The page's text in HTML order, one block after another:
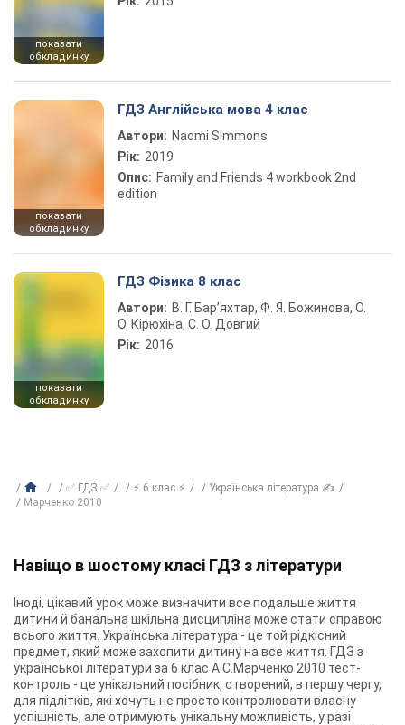
показати
обкладинку
показати
обкладинку
ГДЗ Англійська мова 4 клас
Автори: Naomi Simmons
Рік: 2019
Опис: Family and Friends 4 workbook 2nd
edition
показати
обкладинку
ГДЗ Фізика 8 клас
Автори: В. Г. Бар’яхтар, Ф. Я. Божинова, О.
О. Кірюхіна, С. О. Довгий
Рік: 2016
✅ ГДЗ ✅ ⚡ 6 клас ⚡
Українська література ✍
Марченко 2010
Навіщо в шостому класі ГДЗ з літератури
Іноді, цікавий урок може визначити все подальше життя
дитини й банальна шкільна дисципліна може стати справою
всього життя. Українська література - це той рідкісний
предмет, який може захопити дитину на все життя. ГДЗ з
української літератури за 6 клас А.С.Марченко 2010 тест-
контроль - це унікальний посібник, створений, в першу чергу,
для підлітків, які хочуть не просто контролювати власну
успішність, але отримують унікальну можливість, у разі